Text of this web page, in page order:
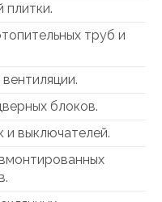
плитки.
труб и
блоков.
и выключателей.